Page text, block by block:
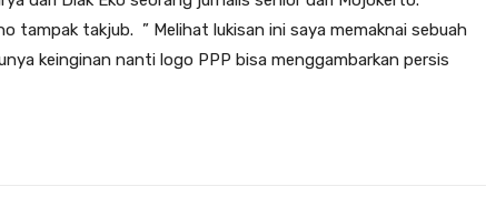
tampak takjub. ” Melihat lukisan ini saya memaknai sebuah
keinginan nanti logo PPP bisa menggambarkan persis